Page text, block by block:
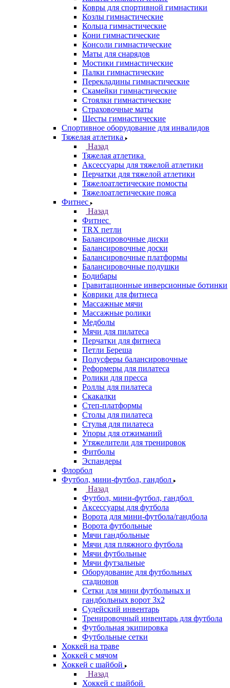
Ковры для спортивной гимнастики
Козлы гимнастические
Кольца гимнастические
Кони гимнастические
Консоли гимнастические
Маты для снарядов
Мостики гимнастические
Палки гимнастические
Перекладины гимнастические
Скамейки гимнастические
Стоялки гимнастические
Страховочные маты
Шесты гимнастические
Спортивное оборудование для инвалидов
Тяжелая атлетика
Назад
Тяжелая атлетика
Аксессуары для тяжелой атлетики
Перчатки для тяжелой атлетики
Тяжелоатлетические помосты
Тяжелоатлетические пояса
Фитнес
Назад
Фитнес
TRX петли
Балансировочные диски
Балансировочные доски
Балансировочные платформы
Балансировочные подушки
Бодибары
Гравитационные инверсионные ботинки
Коврики для фитнеса
Массажные мячи
Массажные ролики
Медболы
Мячи для пилатеса
Перчатки для фитнеса
Петли Береша
Полусферы балансировочные
Реформеры для пилатеса
Ролики для пресса
Роллы для пилатеса
Скакалки
Степ-платформы
Столы для пилатеса
Стулья для пилатеса
Упоры для отжиманий
Утяжелители для тренировок
Фитболы
Эспандеры
Флорбол
Футбол, мини-футбол, гандбол
Назад
Футбол, мини-футбол, гандбол
Аксессуары для футбола
Ворота для мини-футбола/гандбола
Ворота футбольные
Мячи гандбольные
Мячи для пляжного футбола
Мячи футбольные
Мячи футзальные
Оборудование для футбольных
стадионов
Сетки для мини футбольных и
гандбольных ворот 3х2
Судейский инвентарь
Тренировочный инвентарь для футбола
Футбольная экипировка
Футбольные сетки
Хоккей на траве
Хоккей с мячом
Хоккей с шайбой
Назад
Хоккей с шайбой